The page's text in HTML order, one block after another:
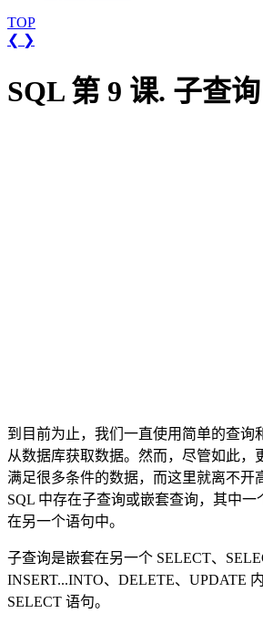
TOP
❮ ❯
SQL 第 9 课. 子查询
到目前为止，我们一直使用简单的查询
从数据库获取数据。然而，尽管如此，
满足很多条件的数据，而这里就离不开
SQL 中存在子查询或嵌套查询，其中一
在另一个语句中。
子查询是嵌套在另一个 SELECT、
INSERT...INTO、DELETE、UPDATE
SELECT 语句。